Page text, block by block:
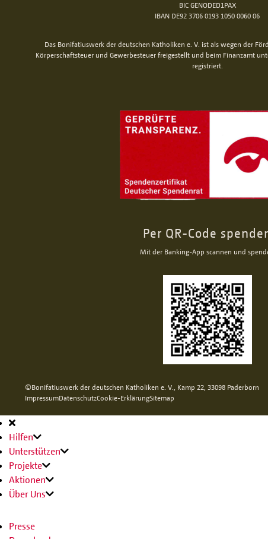
BIC GENODED1PAX
IBAN DE92 3706 0193 1050 0060 06
Das Bonifatiuswerk der deutschen Katholiken e. V. ist als wegen der
Körperschaftsteuer und Gewerbesteuer freigestellt und beim Finanzamt
registriert.
Per QR-Code
Mit der Banking-App scannen und
©Bonifatiuswerk der deutschen Katholiken e. V., Kamp 22, 33098 Paderborn
ImpressumDatenschutzCookie-ErklärungSitemap
Hauptnavigation
Hilfen
Unterstützen
Projekte
Aktionen
Über Uns
Presse